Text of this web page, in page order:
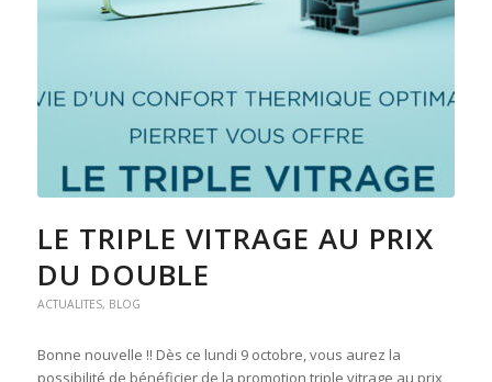
LE TRIPLE VITRAGE AU PRIX
DU DOUBLE
ACTUALITES, BLOG
Bonne nouvelle !! Dès ce lundi 9 octobre, vous aurez la
possibilité de bénéficier de la promotion triple vitrage au prix